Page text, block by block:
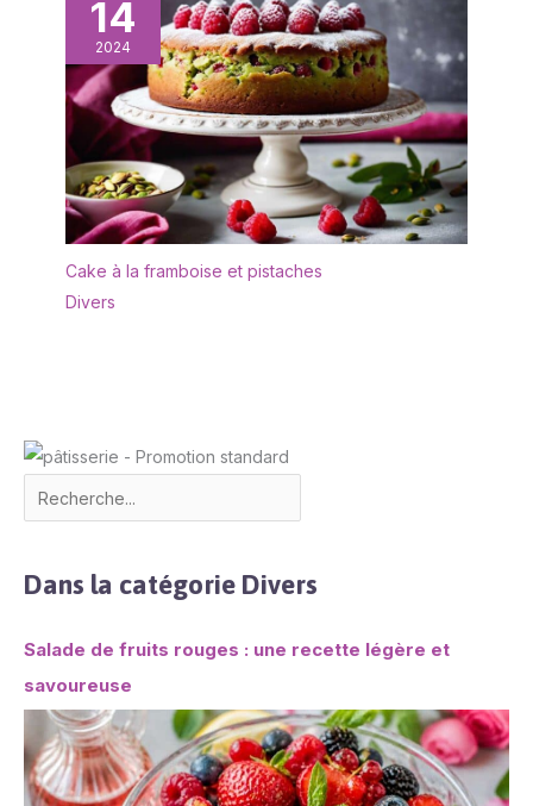
14
2024
Cake à la framboise et pistaches
Divers
Dans la catégorie Divers
Salade de fruits rouges : une recette légère et
savoureuse